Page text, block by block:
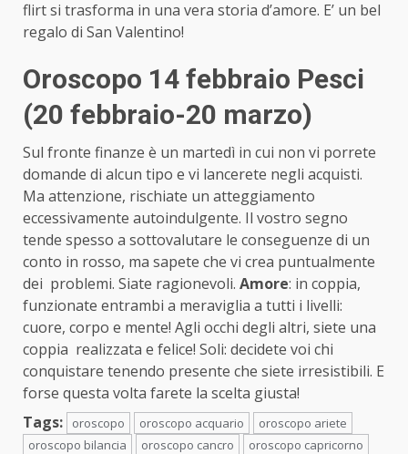
flirt si trasforma in una vera storia d’amore. E’ un bel
regalo di San Valentino!
Oroscopo 14 febbraio Pesci
(20 febbraio-20 marzo)
Sul fronte finanze è un martedì in cui non vi porrete
domande di alcun tipo e vi lancerete negli acquisti.
Ma attenzione, rischiate un atteggiamento
eccessivamente autoindulgente. Il vostro segno
tende spesso a sottovalutare le conseguenze di un
conto in rosso, ma sapete che vi crea puntualmente
dei problemi. Siate ragionevoli. Amore: in coppia,
funzionate entrambi a meraviglia a tutti i livelli:
cuore, corpo e mente! Agli occhi degli altri, siete una
coppia realizzata e felice! Soli: decidete voi chi
conquistare tenendo presente che siete irresistibili. E
forse questa volta farete la scelta giusta!
Tags:
oroscopo oroscopo acquario
oroscopo ariete
oroscopo bilancia
oroscopo cancro
oroscopo capricorno